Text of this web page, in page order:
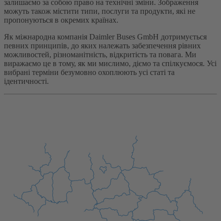
залишаємо за собою право на технічні зміни. Зображення
можуть також містити типи, послуги та продукти, які не
пропонуються в окремих країнах.
Як міжнародна компанія Daimler Buses GmbH дотримується
певних принципів, до яких належать забезпечення рівних
можливостей, різноманітність, відкритість та повага. Ми
виражаємо це в тому, як ми мислимо, діємо та спілкуємося. Усі
вибрані терміни безумовно охоплюють усі статі та
ідентичності.